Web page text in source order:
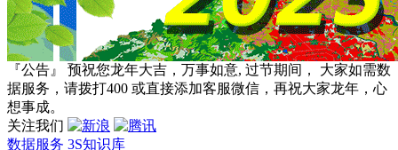
『公告』 预祝您龙年大吉，万事如意, 过节期间， 大家如需数
据服务，请拨打400 或直接添加客服微信，再祝大家龙年，心
想事成。
关注我们
数据服务 3S知识库